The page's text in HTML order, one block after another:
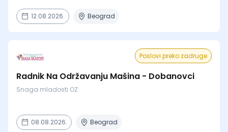
12.08.2026. Beograd
Poslovi preko zadruge
Radnik Na Održavanju Mašina - Dobanovci
Snaga mladosti OZ
08.08.2026. Beograd